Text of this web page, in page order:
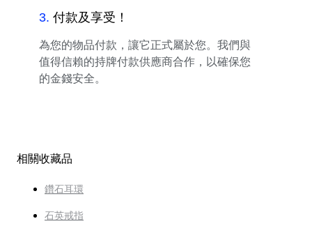
3. 付款及享受！
為您的物品付款，讓它正式屬於您。我們與
值得信賴的持牌付款供應商合作，以確保您
的金錢安全。
相關收藏品
鑽石耳環
石英戒指